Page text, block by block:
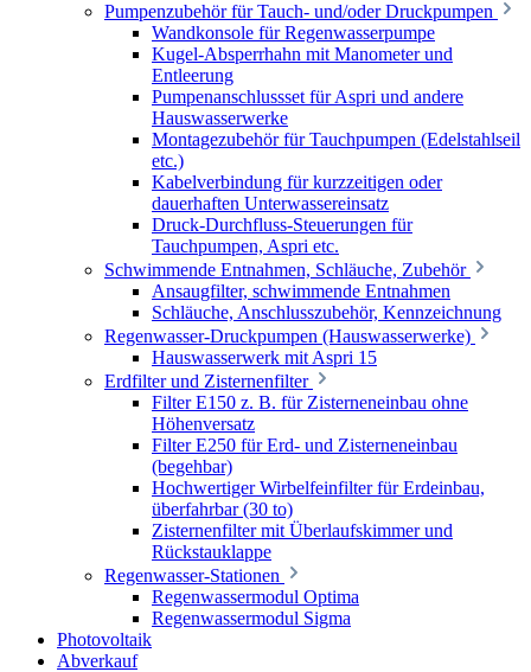
Pumpenzubehör für Tauch- und/oder Druckpumpen
Wandkonsole für Regenwasserpumpe
Kugel-Absperrhahn mit Manometer und
Entleerung
Pumpenanschlussset für Aspri und andere
Hauswasserwerke
Montagezubehör für Tauchpumpen (Edelstahlseil
etc.)
Kabelverbindung für kurzzeitigen oder
dauerhaften Unterwassereinsatz
Druck-Durchfluss-Steuerungen für
Tauchpumpen, Aspri etc.
Schwimmende Entnahmen, Schläuche, Zubehör
Ansaugfilter, schwimmende Entnahmen
Schläuche, Anschlusszubehör, Kennzeichnung
Regenwasser-Druckpumpen (Hauswasserwerke)
Hauswasserwerk mit Aspri 15
Erdfilter und Zisternenfilter
Filter E150 z. B. für Zisterneneinbau ohne
Höhenversatz
Filter E250 für Erd- und Zisterneneinbau
(begehbar)
Hochwertiger Wirbelfeinfilter für Erdeinbau,
überfahrbar (30 to)
Zisternenfilter mit Überlaufskimmer und
Rückstauklappe
Regenwasser-Stationen
Regenwassermodul Optima
Regenwassermodul Sigma
Photovoltaik
Abverkauf